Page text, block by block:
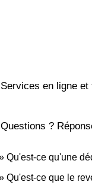
Services en ligne et
Questions ?
Qu'est-ce qu'une
Qu'est-ce que le